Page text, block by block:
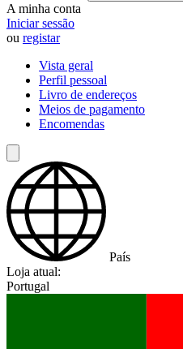
A minha conta
Iniciar sessão
ou registar
Vista geral
Perfil pessoal
Livro de endereços
Meios de pagamento
Encomendas
País
Loja atual:
Portugal